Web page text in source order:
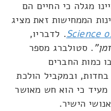
מגלה כי החיים הם
הממחישות זאת מציג
Science. לדבריו,
. סטולברג מספר
כמות החברים
ובמקביל הולכת
כי הוא חש מאושר
הישיר.